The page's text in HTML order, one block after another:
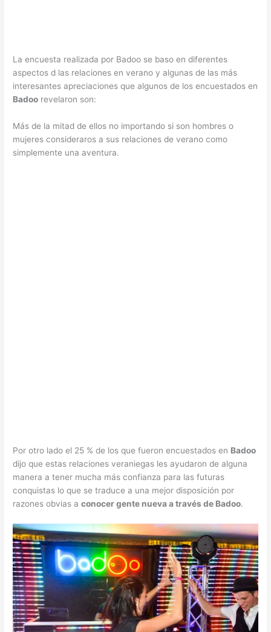
La encuesta realizada por Badoo se baso en diferentes
aspectos d las relaciones en verano y algunas de las más
interesantes apreciaciones que algunos de los encuestados en
Badoo revelaron son:
Más de la mitad de ellos no importando si son hombres o
mujeres consideraros a sus relaciones de verano como
simplemente una aventura.
Por otro lado el 25 % de los que fueron encuestados en Badoo
dijo que estas relaciones veraniegas les ayudaron de alguna
manera a tener mucha más confianza para las futuras
conquistas lo que se traduce a una mejor disposición por
razones obvias aconocer gente nueva a través de Badoo.